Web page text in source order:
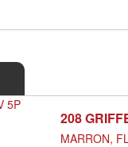
208
MARRON,